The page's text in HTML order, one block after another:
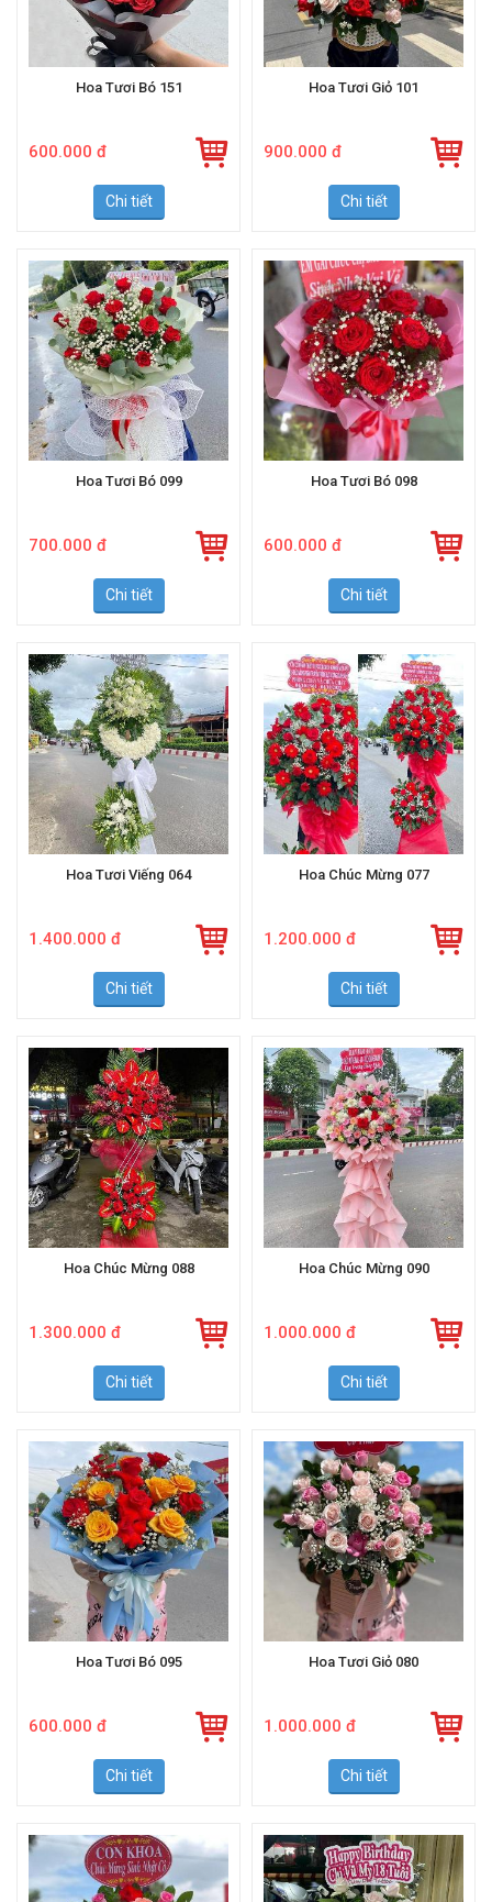
Chi tiết Chi tiết
Chi tiết Chi tiết
Hoa Tươi Viếng 064
Chi tiết
Hoa Chúc Mừng 077
Chi tiết
Hoa Chúc Mừng 088
Chi tiết
Hoa Chúc Mừng 090
Chi tiết
Chi tiết Chi tiết